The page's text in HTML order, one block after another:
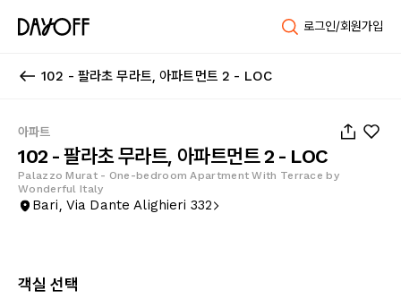
로그인/회원가입
102 - 팔라초 무라트, 아파트먼트 2 - LOC
아파트
102 - 팔라초 무라트, 아파트먼트 2 - LOC
Palazzo Murat - One-bedroom Apartment With Terrace by
Wonderful Italy
Bari, Via Dante Alighieri 332
객실 선택